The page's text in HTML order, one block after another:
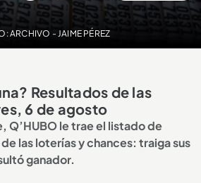
ARCHIVO - JAIME PÉREZ
Resultados de las
6 de agosto
Q’HUBO le trae el listado de
las loterías y chances: traiga sus
ganador.